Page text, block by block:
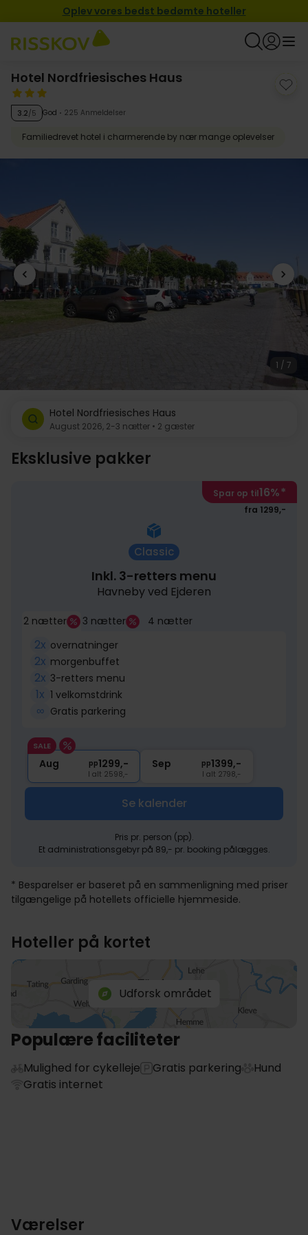
Oplev vores bedst bedømte hoteller
Hotel Nordfriesisches Haus
3.2/5 God 225 Anmeldelser
Familiedrevet hotel i charmerende by nær mange oplevelser
1 / 7
Hotel Nordfriesisches Haus
August 2026, 2-3 nætter • 2 gæster
Eksklusive pakker
Spar op til16%*
fra 1299,-
Classic
Inkl. 3-retters menu
Havneby ved Ejderen
2 nætter 3 nætter 4 nætter
2x overnatninger
2x morgenbuffet
2x 3-retters menu
1x 1 velkomstdrink
∞ Gratis parkering
SALE
Aug pp1299,-
I alt 2598,-
Sep pp1399,-
I alt 2798,-
Se kalender
Pris pr. person (pp).
Et administrationsgebyr på 89,- pr. booking pålægges.
* Besparelser er baseret på en sammenligning med priser
tilgængelige på hotellets officielle hjemmeside.
Hoteller på kortet
Udforsk området
Populære faciliteter
Mulighed for cykelleje Gratis parkering
Hund
Gratis internet
Værelser